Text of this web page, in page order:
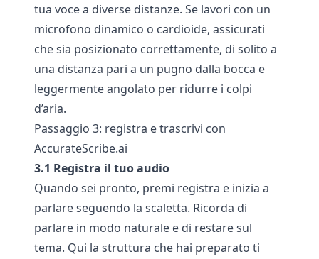
tua voce a diverse distanze. Se lavori con un
microfono dinamico o cardioide, assicurati
che sia posizionato correttamente, di solito a
una distanza pari a un pugno dalla bocca e
leggermente angolato per ridurre i colpi
d’aria.
Passaggio 3: registra e trascrivi con
AccurateScribe.ai
3.1 Registra il tuo audio
Quando sei pronto, premi registra e inizia a
parlare seguendo la scaletta. Ricorda di
parlare in modo naturale e di restare sul
tema. Qui la struttura che hai preparato ti